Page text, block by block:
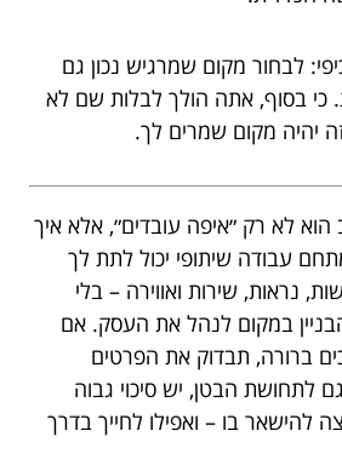
לבחור מקום שמרגיש נכון גם
כי בסוף, אתה הולך לבלות שם לא
יהיה מקום שמרים לך.
לא רק ״איפה עובדים״, אלא איך
עבודה שיתופי יכול לתת לך
נראות, שירות ואווירה – בלי
במקום לנהל את העסק. אם
ברורה, תבדוק את הפרטים
לתחושת הבטן, יש סיכוי גבוה
בו – ואפילו לחייך בדרך